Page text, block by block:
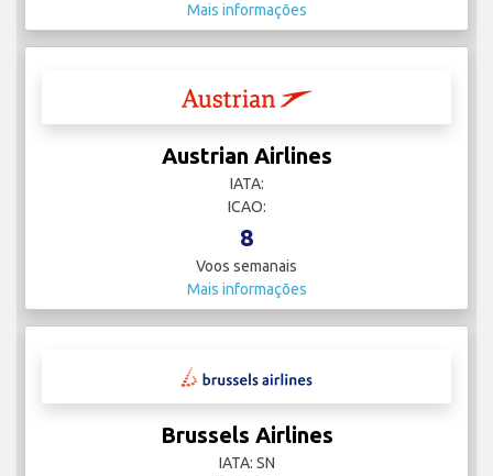
Mais informações
Austrian Airlines
IATA:
ICAO:
8
Voos semanais
Mais informações
Brussels Airlines
IATA: SN